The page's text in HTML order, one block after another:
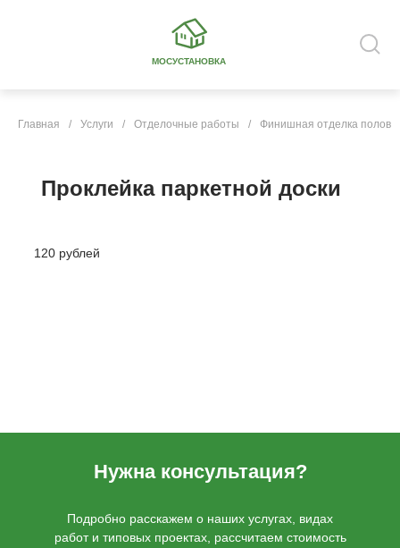
МОСУСТАНОВКА
Главная / Услуги / Отделочные работы / Финишная отделка полов
Проклейка паркетной доски
120 рублей
Нужна консультация?
Подробно расскажем о наших услугах, видах
работ и типовых проектах, рассчитаем стоимость